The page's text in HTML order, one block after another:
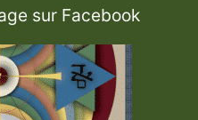
sur Facebook